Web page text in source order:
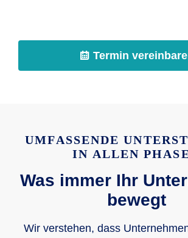
Termin
UMFASSENDE
IN ALLEN
Was immer Ihr
bewegt
Wir verstehen, dass